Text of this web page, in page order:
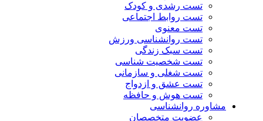
تست رشدی و کودک
تست روابط اجتماعی
تست معنوی
تست روانشناسی ورزش
تست سبک زندگی
تست شخصیت شناسی
تست شغلی و سازمانی
تست عشق و ازدواج
تست هوش و حافظه
مشاوره روانشناسی
عضویت متخصصان